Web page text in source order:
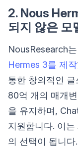
2. Nous
되지 않은 모
NousResearch는
Hermes 3를 제작
통한 창의적인
80억 개의 매개
을 유지하며,
지원합니다. 이
의 선택이 됩니다.